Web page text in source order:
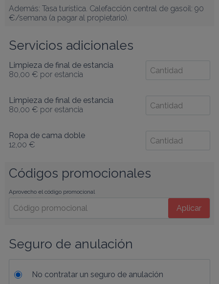
Además: Tasa turística. Calefacción central de gasoil: 90
€/semana (a pagar al propietario).
Servicios adicionales
Limpieza de final de estancia
80,00 € por estancia
Limpieza de final de estancia
80,00 € por estancia
Ropa de cama doble
12,00 €
Códigos promocionales
Aprovecho el código promocional
Aplicar
Seguro de anulación
No contratar un seguro de anulación